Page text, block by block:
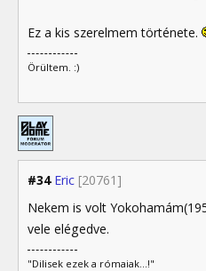
Ez a kis szerelmem története.
Örültem. :)
#34 Eric [20761]
Nekem is volt
vele elégedve.
"Dilisek ezek a rómaiak...!"